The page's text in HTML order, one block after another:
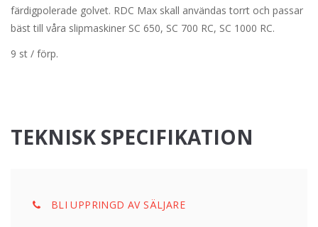
färdigpolerade golvet. RDC Max skall användas torrt och passar
bäst till våra slipmaskiner SC 650, SC 700 RC, SC 1000 RC.
9 st / förp.
TEKNISK SPECIFIKATION
BLI UPPRINGD AV SÄLJARE